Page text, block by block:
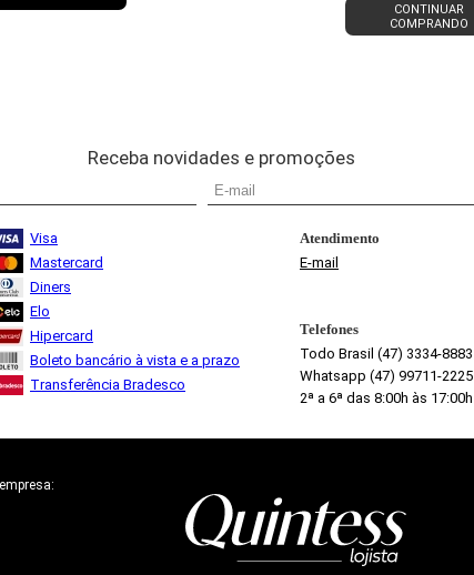
CONTINUAR
COMPRANDO
Receba novidades e promoções
Visa
Mastercard
Diners
Elo
Hipercard
Boleto bancário à vista e a prazo
Transferência Bradesco
Atendimento
E-mail
Telefones
Todo Brasil (47) 3334-8883
Whatsapp (47) 99711-2225
2ª a 6ª das 8:00h às 17:00h